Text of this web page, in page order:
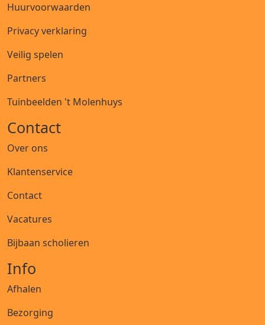
Huurvoorwaarden
Privacy verklaring
Veilig spelen
Partners
Tuinbeelden 't Molenhuys
Contact
Over ons
Klantenservice
Contact
Vacatures
Bijbaan scholieren
Info
Afhalen
Bezorging